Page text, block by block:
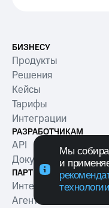
Мы
и
технологии
БИЗНЕСУ
Продукты
Решения
Кейсы
Тарифы
Интеграции
РАЗРАБОТЧИКАМ
API
Документация
ПАРТНЕРАМ
Интеграторам
Агентам